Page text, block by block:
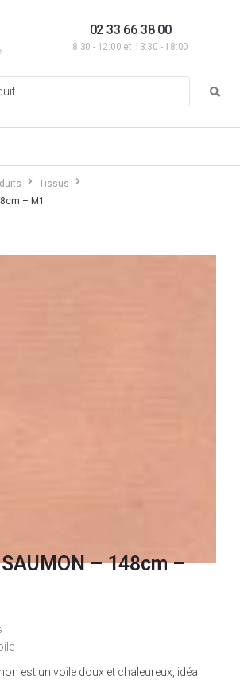
02 33 66 38 00
8:30 - 12:00 et 13:30 - 18:00
Tissus
– M1
– 148cm –
est un voile doux et chaleureux, idéal